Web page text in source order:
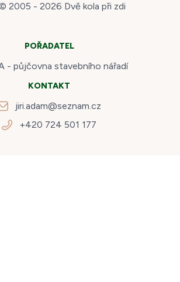
2005 - 2026 Dvě kola při zdi
POŘADATEL
- půjčovna stavebního nářadí
KONTAKT
jiri.adam@seznam.cz
+420 724 501 177